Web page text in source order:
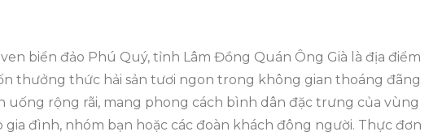
biển đảo Phú Quý, tỉnh Lâm Đồng Quán Ông Già là địa điểm
thưởng thức hải sản tươi ngon trong không gian thoáng đãng
uống rộng rãi, mang phong cách bình dân đặc trưng của vùng
gia đình, nhóm bạn hoặc các đoàn khách đông người. Thực đơn